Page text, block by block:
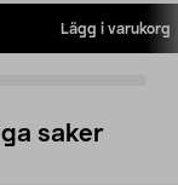
Lägg i varukorg
saker